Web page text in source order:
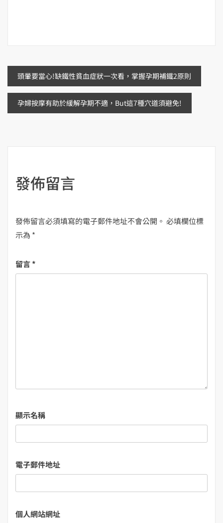
文
章
頭暈要當心!缺鐵性貧血症狀一次看，掌握孕期補鐵2原則
孕婦按摩有助於緩解孕期不適，But這7種穴道須避免!
發佈留言
發佈留言必須填寫的電子郵件地址不會公開。 必填欄位標
示為 *
留言*
顯示名稱
電子郵件地址
個人網站網址